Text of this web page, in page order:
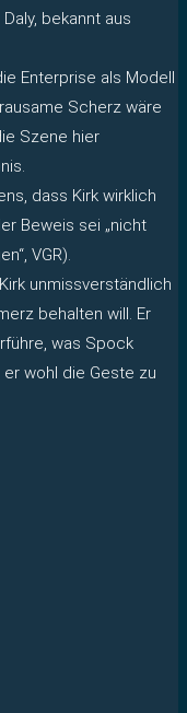
bekannt aus
Enterprise als Modell
Scherz wäre
Szene hier
dass Kirk wirklich
Beweis sei „nicht
VGR).
unmissverständlich
behalten will. Er
was Spock
wohl die Geste zu